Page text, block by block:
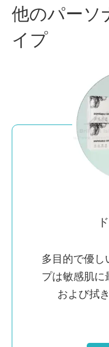
他のパーソ
イプ
多目的で優
プは敏感肌
および拭